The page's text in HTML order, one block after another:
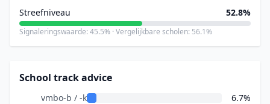
Streefniveau 52.8%
Signaleringswaarde: 45.5% · Vergelijkbare scholen: 56.1%
School track advice
vmbo-b / -k
6.7%